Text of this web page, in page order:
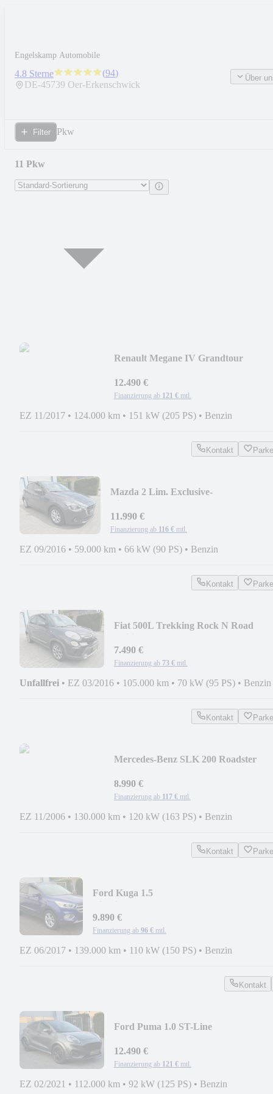
Engelskamp Automobile
4.8 Sterne (94)
DE-45739 Oer-Erkenschwick
Über
Filter Pkw
11 Pkw
Renault Megane IV Grandtour
12.490 €
Finanzierung ab 121 € mtl.
EZ 11/2017 • 124.000 km • 151 kW (205 PS) • Benzin
Kontakt
Mazda 2 Lim. Exclusive-
11.990 €
Finanzierung ab 116 € mtl.
EZ 09/2016 • 59.000 km • 66 kW (90 PS) • Benzin
Kontakt
Fiat 500L Trekking Rock N Road
7.490 €
Finanzierung ab 73 € mtl.
Unfallfrei • EZ 03/2016 • 105.000 km • 70 kW (95 PS) • Benzin
Kontakt
Mercedes-Benz SLK 200 Roadster
8.990 €
Finanzierung ab 117 € mtl.
EZ 11/2006 • 130.000 km • 120 kW (163 PS) • Benzin
Kontakt
Ford Kuga 1.5
9.890 €
Finanzierung ab 96 € mtl.
EZ 06/2017 • 139.000 km • 110 kW (150 PS) • Benzin
Kontakt
Ford Puma 1.0 ST-Line
12.490 €
Finanzierung ab 121 € mtl.
EZ 02/2021 • 112.000 km • 92 kW (125 PS) • Benzin